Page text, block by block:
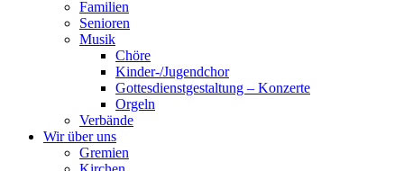
Familien
Senioren
Musik
Chöre
Kinder-/Jugendchor
Gottesdienstgestaltung – Konzerte
Orgeln
Verbände
Wir über uns
Gremien